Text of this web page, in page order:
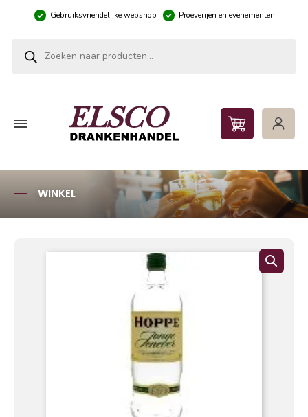
Gebruiksvriendelijke webshop Proeverijen en evenementen
WINKEL